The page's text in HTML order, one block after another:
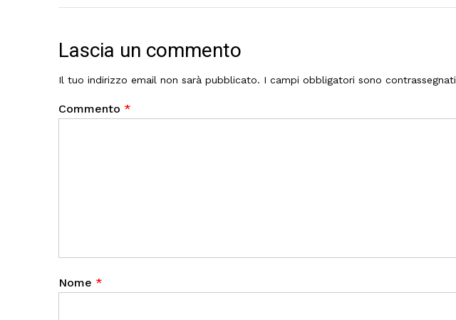
Lascia un commento
Il tuo indirizzo email non sarà pubblicato. I campi obbligatori sono contrassegnati
Commento *
Nome *